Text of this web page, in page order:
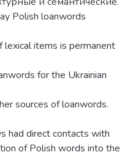
Polish loanwords
lexical items is permanent
for the Ukrainian
sources of loanwords.
had direct contacts with
of Polish words into the